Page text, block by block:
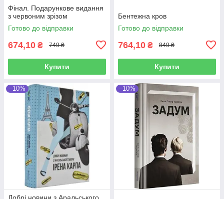
Фінал. Подарункове видання
з червоним зрізом
Готово до відправки
674,10 ₴ 749 ₴
Купити
Бентежна кров
Готово до відправки
764,10 ₴ 849 ₴
Купити
–10% –10%